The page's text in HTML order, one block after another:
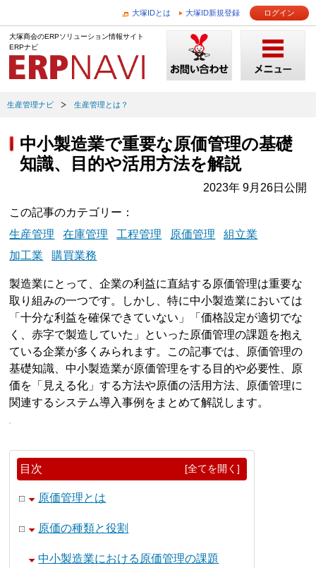
大塚IDとは 大塚ID新規登録 ログイン
大塚商会のERPソリューション情報サイト
ERPナビ
生産管理ナビ 生産管理とは？
中小製造業で重要な原価管理の基礎
知識、目的や活用方法を解説
2023年 9月26日公開
この記事のカテゴリー
生産管理
在庫管理 工程管理 原価管理
組立業
加工業
購買業務
製造業にとって、企業の利益に直結する原価管理は重要な
取り組みの一つです。しかし、特に中小製造業においては
「十分な利益を確保できていない」「価格設定が適切でな
く、赤字で製造していた」といった原価管理の課題を抱え
ている企業が多くみられます。この記事では、原価管理の
基礎知識、中小製造業が原価管理をする目的や必要性、原
価を「見える化」する方法や原価の活用方法、原価管理に
関連するシステム導入事例をまとめて解説します。
目次 [全てを開く]
原価管理とは
原価の種類と役割
中小製造業における原価管理の課題